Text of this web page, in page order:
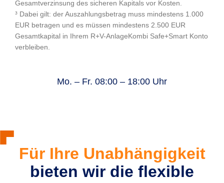
Gesamtverzinsung des sicheren Kapitals vor Kosten.
³ Dabei gilt: der Auszahlungsbetrag muss mindestens 1.000
EUR betragen und es müssen mindestens 2.500 EUR
Gesamtkapital in Ihrem R+V-AnlageKombi Safe+Smart Konto
verbleiben.
Mo. – Fr. 08:00 – 18:00 Uhr
Für Ihre Unabhängigkeit
bieten wir die flexible